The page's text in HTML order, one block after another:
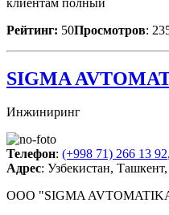
Рейтинг: 50Просмотров:
SIGMA
Инжиниринг
Телефон: (+998 71) 266 13 92,
Адрес: Узбекистан,
ООО "SIGMA AVTOMATIKA"